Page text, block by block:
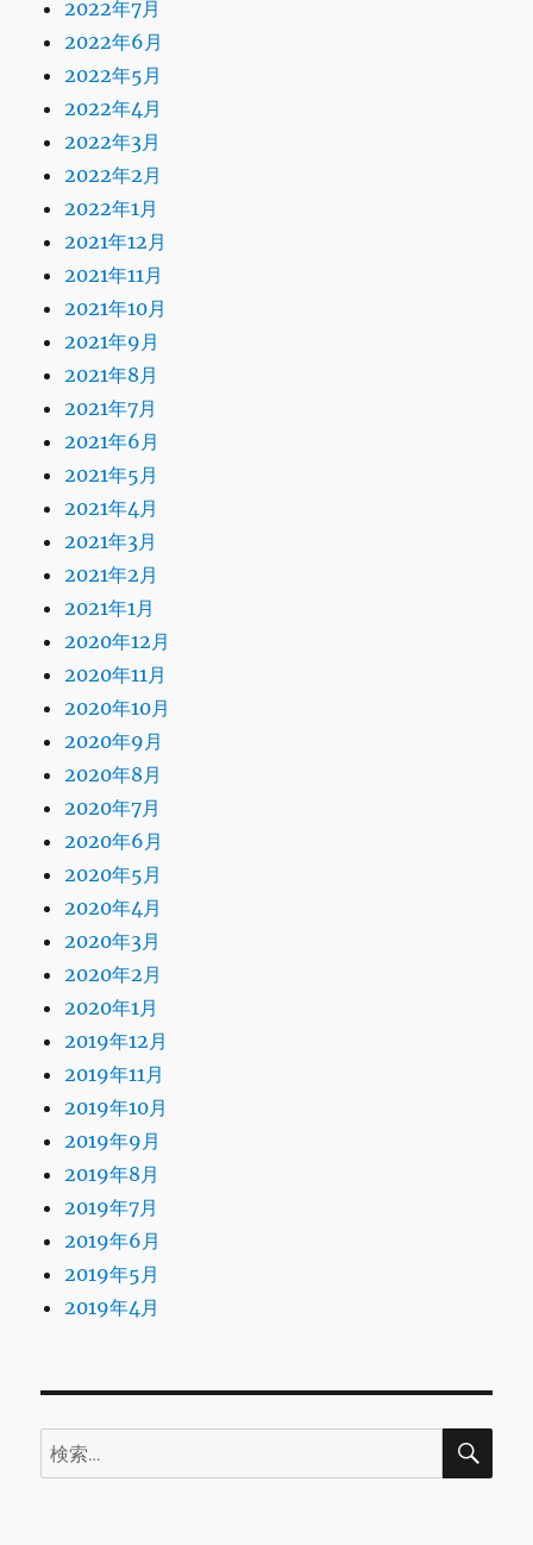
2022年7月
2022年6月
2022年5月
2022年4月
2022年3月
2022年2月
2022年1月
2021年12月
2021年11月
2021年10月
2021年9月
2021年8月
2021年7月
2021年6月
2021年5月
2021年4月
2021年3月
2021年2月
2021年1月
2020年12月
2020年11月
2020年10月
2020年9月
2020年8月
2020年7月
2020年6月
2020年5月
2020年4月
2020年3月
2020年2月
2020年1月
2019年12月
2019年11月
2019年10月
2019年9月
2019年8月
2019年7月
2019年6月
2019年5月
2019年4月
検
索:
検